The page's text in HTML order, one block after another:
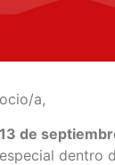
a,
de
dentro